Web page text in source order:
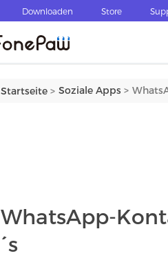
Downloaden Store
Startseite > Soziale Apps >
WhatsApp-
´s